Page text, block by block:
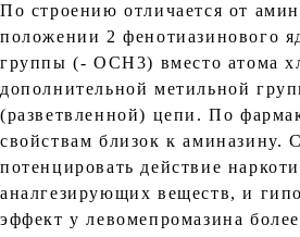
По строению отличается от
положении 2 фенотиазинового
группы (- ОСН3) вместо атома
дополнительной метильной
(разветвленной) цепи. По
свойствам близок к аминазину.
потенцировать действие
аналгезирующих веществ, и
эффект у левомепромазина